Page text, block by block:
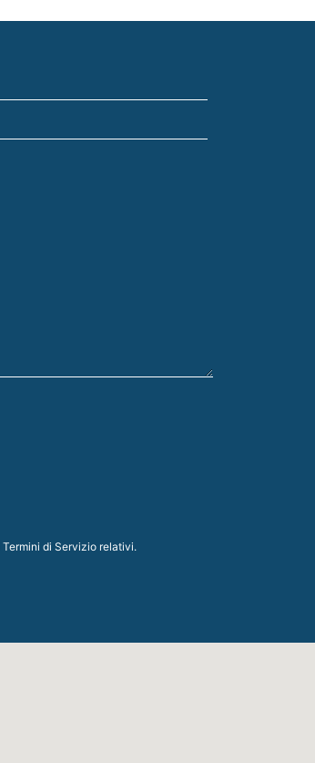
Termini di Serviziorelativi.